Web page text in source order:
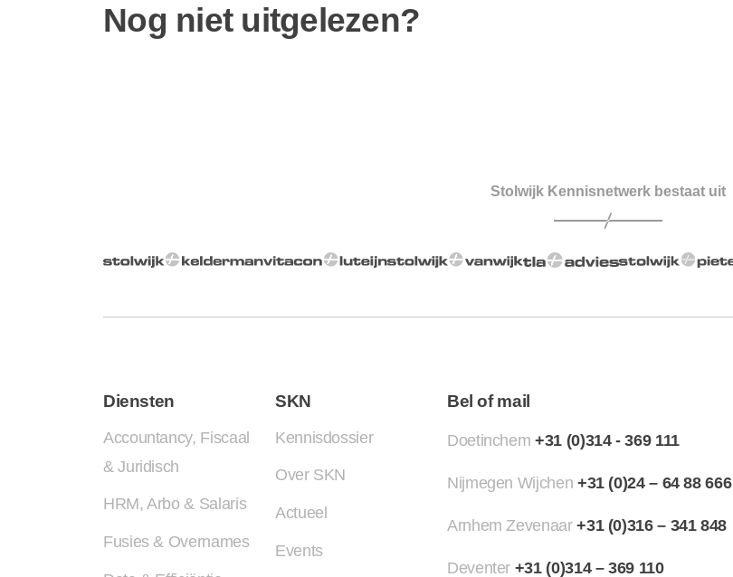
Nog niet uitgelezen?
Stolwijk Kennisnetwerk bestaat uit
Diensten
Accountancy, Fiscaal
& Juridisch
HRM, Arbo & Salaris
Fusies & Overnames
SKN
Kennisdossier
Over SKN
Actueel
Events
Bel of mail
Doetinchem+31 (0)314 - 369 111
Nijmegen Wijchen +31 (0)24 – 64 88 666
Arnhem Zevenaar+31 (0)316 – 341 848
Deventer +31 (0)314 – 369 110